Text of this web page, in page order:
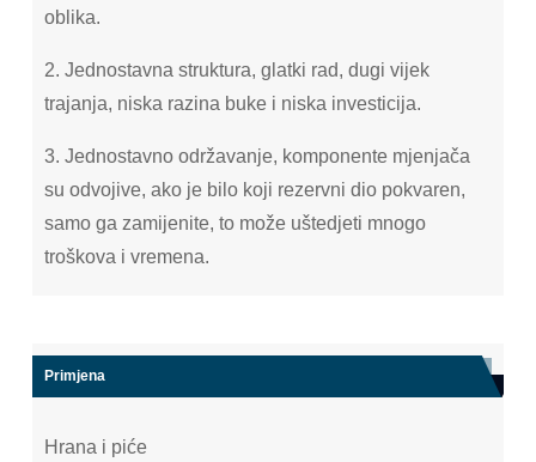
oblika.
2. Jednostavna struktura, glatki rad, dugi vijek
trajanja, niska razina buke i niska investicija.
3. Jednostavno održavanje, komponente mjenjača
su odvojive, ako je bilo koji rezervni dio pokvaren,
samo ga zamijenite, to može uštedjeti mnogo
troškova i vremena.
Primjena
Hrana i piće